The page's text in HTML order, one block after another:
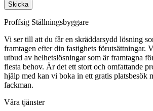
Skicka
Proffsig Ställningsbyggare
Vi ser till att du får en skräddarsydd lösning
framtagen efter din fastighets förutsättningar.
utbud av helhetslösningar som är framtagna
flesta behov. Är det ett stort och omfattande
hjälp med kan vi boka in ett gratis platsbesök
fackman.
Våra tjänster